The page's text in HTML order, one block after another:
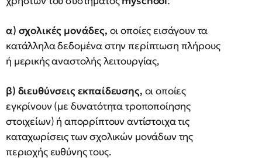
α) σχολικές μονάδες, οι οποίες εισάγουν τα
κατάλληλα δεδομένα στην περίπτωση πλήρους
ή μερικής αναστολής λειτουργίας,
β) διευθύνσεις εκπαίδευσης, οι οποίες
εγκρίνουν (με δυνατότητα τροποποίησης
στοιχείων) ή απορρίπτουν αντίστοιχα τις
καταχωρίσεις των σχολικών μονάδων της
περιοχής ευθύνης τους.